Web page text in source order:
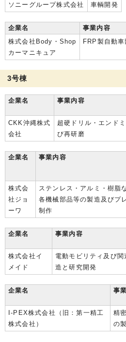
ソニーグループ株式会社
車輌開発
企業名 事業内容
株式会社Body・Shop
カーマニキュア
FRP製自動車
3号棟
企業名 事業内容
CKK沖縄株式
会社
超硬ドリル・エンド
び再研磨
企業名 事業内容
株式会
社ジョ
ーワ
ステンレス・アルミ・樹脂
各機械部品等の製造及びプ
制作
企業名 事業内容
株式会社イ
メイド
電動モビリティ及び関
造と研究開発
企業名 事
I-PEX株式会社（旧：第一精工
株式会社）
精
の